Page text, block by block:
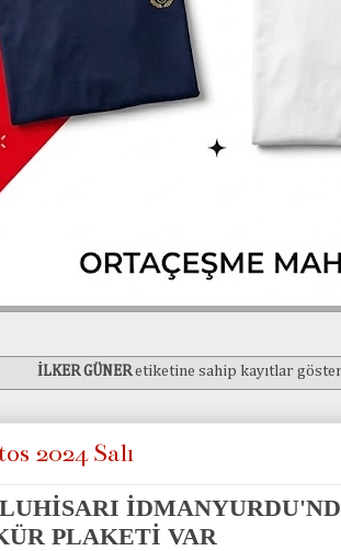
İLKER GÜNERetiketine sahip kayıtlar
2024 Salı
PLAKETİ VAR